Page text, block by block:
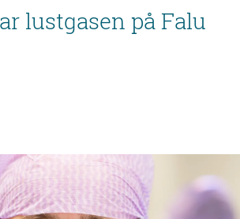
lustgasen på Falu